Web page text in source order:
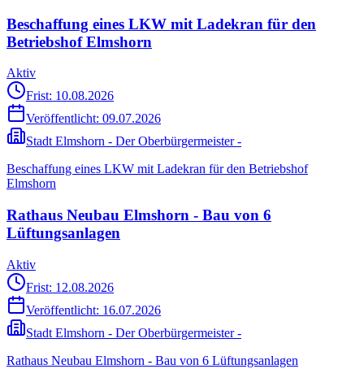
Beschaffung eines LKW mit Ladekran für den
Betriebshof Elmshorn
Aktiv
Frist: 10.08.2026
Veröffentlicht: 09.07.2026
Stadt Elmshorn - Der Oberbürgermeister -
Beschaffung eines LKW mit Ladekran für den Betriebshof
Elmshorn
Rathaus Neubau Elmshorn - Bau von 6
Lüftungsanlagen
Aktiv
Frist: 12.08.2026
Veröffentlicht: 16.07.2026
Stadt Elmshorn - Der Oberbürgermeister -
Rathaus Neubau Elmshorn - Bau von 6 Lüftungsanlagen